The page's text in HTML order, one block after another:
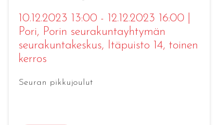
10.12.2023 13:00 - 12.12.2023 16:00
Pori, Porin seurakuntayhtymän
seurakuntakeskus, Itäpuisto 14, toinen
kerros
Seuran pikkujoulut